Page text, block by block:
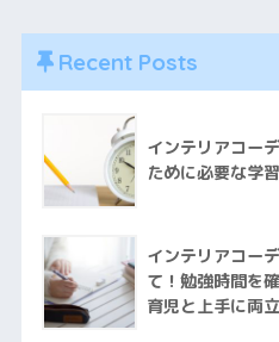
Recent Posts
インテリアコー
ために必要な学
インテリアコー
て！勉強時間を
育児と上手に両